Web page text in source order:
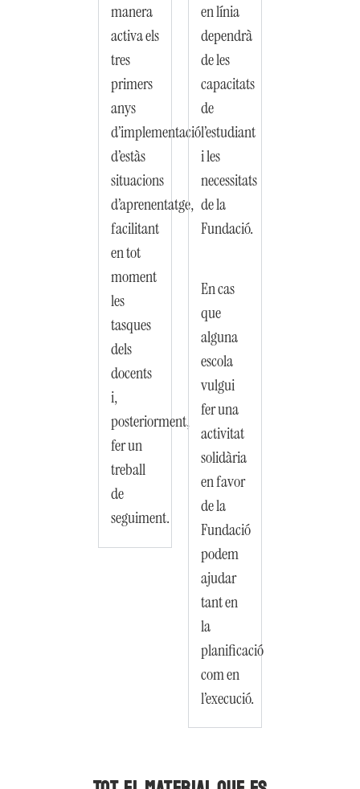
manera
activa els
tres
primers
anys
d’implementació
d’estàs
situacions
d’aprenentatge,
facilitant
en tot
moment
les
tasques
dels
docents
i,
posteriorment,
fer un
treball
de
seguiment.
en línia
dependrà
de les
capacitats
de
l’estudiant
i les
necessitats
de la
Fundació.
En cas
que
alguna
escola
vulgui
fer una
activitat
solidària
en favor
de la
Fundació
podem
ajudar
tant en
la
planificació
com en
l’execució.